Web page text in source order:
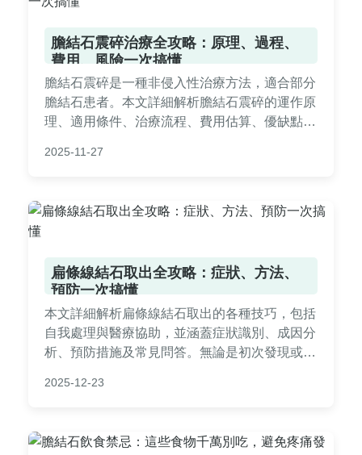
膽結石震碎治療全攻略：原理、過程、
費用、風險一次搞懂
膽結石震碎是一種非侵入性治療方法，適合部分
膽結石患者。本文詳細解析膽結石震碎的運作原
理、適用條件、治療流程、費用估算、優缺點比
答，包括治療效果、疼痛感、復發風險等，幫助
入的資訊，解決您所有疑問。
2025-11-27
扁條線結石取出全攻略：症狀、方法、
預防一次搞懂
本文詳細解析扁條線結石取出的各種技巧，包括
自我處理與醫療協助，並涵蓋症狀識別、成因分
析、預防措施及常見問答。無論是初次發現或長
解決喉嚨異物感問題。內容基於真實經驗與專業
2025-12-23